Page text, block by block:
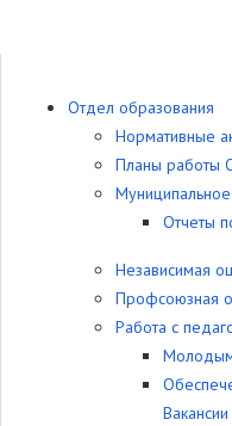
Отдел образования
Нормативные
Планы работы
Отчеты
Независимая
Профсоюзная
Работа с
Молодым
Вакансии